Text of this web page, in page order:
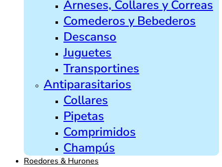
Arneses, Collares y Correas
Comederos y Bebederos
Descanso
Juguetes
Transportines
Antiparasitarios
Collares
Pipetas
Comprimidos
Champús
Roedores & Hurones